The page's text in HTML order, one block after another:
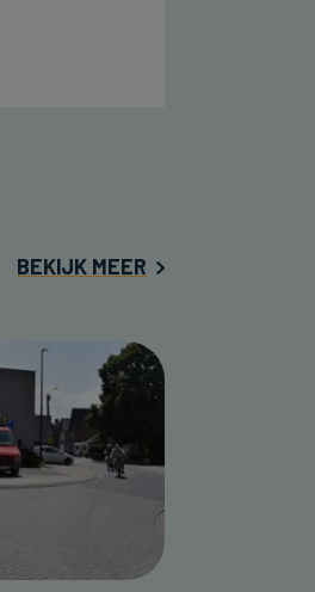
BEKIJK MEER